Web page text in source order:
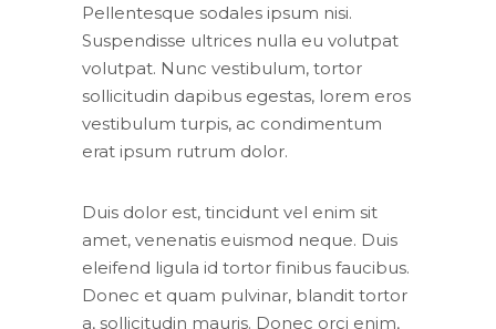
Pellentesque sodales ipsum nisi.
Suspendisse ultrices nulla eu volutpat
volutpat. Nunc vestibulum, tortor
sollicitudin dapibus egestas, lorem eros
vestibulum turpis, ac condimentum
erat ipsum rutrum dolor.
Duis dolor est, tincidunt vel enim sit
amet, venenatis euismod neque. Duis
eleifend ligula id tortor finibus faucibus.
Donec et quam pulvinar, blandit tortor
a, sollicitudin mauris. Donec orci enim,